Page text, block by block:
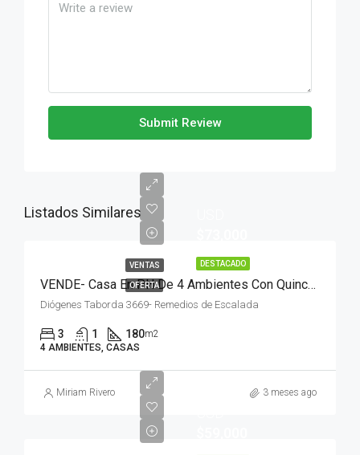
Submit Review
Listados Similares
DESTACADO
VENTAS
OFERTA VENDE- Casa En PH De 4 Ambientes Con Quincho Parrilla / Entrada Auto
Diógenes Taborda 3669- Remedios de Escalada
3 1 180m2
4 AMBIENTES, CASAS
Miriam Rivero 3 meses ago